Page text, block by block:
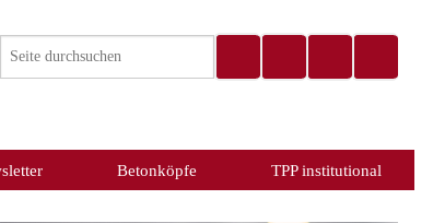
Betonköpfe TPP institutional